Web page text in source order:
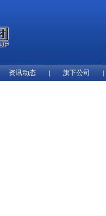
资讯动态 旗下公司